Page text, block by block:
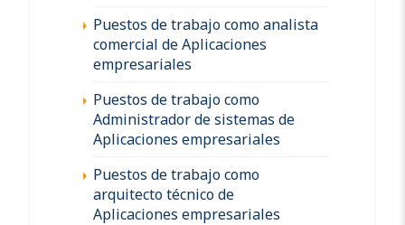
Puestos de trabajo como analista
comercial de Aplicaciones
empresariales
Puestos de trabajo como
Administrador de sistemas de
Aplicaciones empresariales
Puestos de trabajo como
arquitecto técnico de
Aplicaciones empresariales